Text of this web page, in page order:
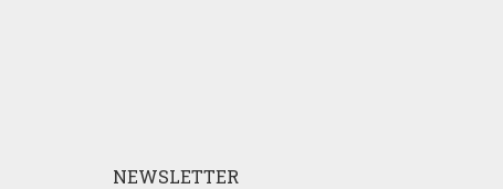
NEWSLETTER